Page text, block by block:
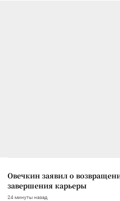
Овечкин заявил о
завершения карьеры
24 минуты назад